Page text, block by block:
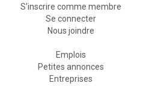
S'inscrire comme membre
Se connecter
Nous joindre
Emplois
Petites annonces
Entreprises